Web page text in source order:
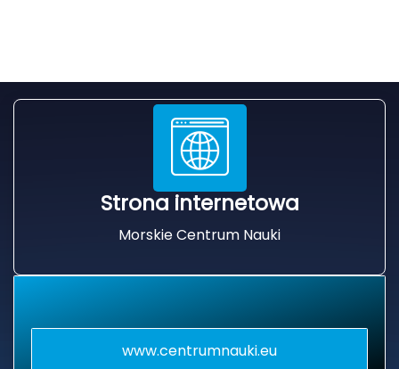
Strona internetowa
Morskie Centrum Nauki
www.centrumnauki.eu